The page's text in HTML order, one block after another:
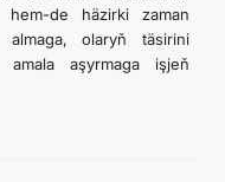
hem-de häzirki zaman
olaryň täsirini
amala aşyrmaga işjeň